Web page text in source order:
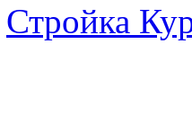
Стройка